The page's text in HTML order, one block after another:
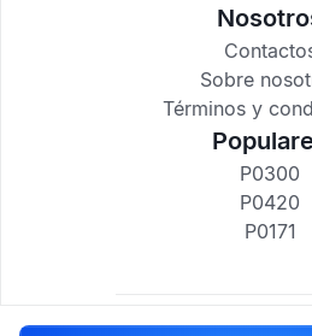
Sobre
Términos y
P0300
P0420
P0171